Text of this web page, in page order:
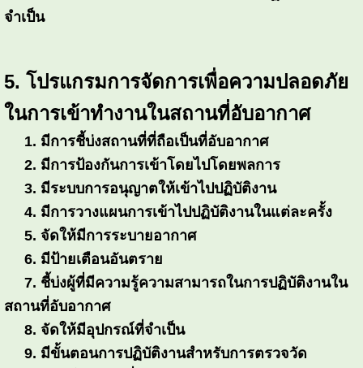
จำเป็น
5. โปรแกรมการจัดการเพื่อความปลอดภัย
ในการเข้าทำงานในสถานที่อับอากาศ
1. มีการชี้บ่งสถานที่ที่ถือเป็นที่อับอากาศ
2. มีการป้องกันการเข้าโดยไปโดยพลการ
3. มีระบบการอนุญาตให้เข้าไปปฏิบัติงาน
4. มีการวางแผนการเข้าไปปฏิบัติงานในแต่ละครั้ง
5. จัดให้มีการระบายอากาศ
6. มีป้ายเตือนอันตราย
7. ชี้บ่งผู้ที่มีความรู้ความสามารถในการปฏิบัติงานใน
สถานที่อับอากาศ
8. จัดให้มีอุปกรณ์ที่จำเป็น
9. มีขั้นตอนการปฏิบัติงานสำหรับการตรวจวัด